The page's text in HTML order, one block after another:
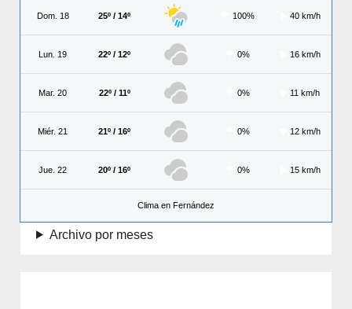
Dom. 18 25º / 14º 100% 40 km/h
Lun. 19 22º / 12º 0% 16 km/h
Mar. 20 22º / 11º 0% 11 km/h
Miér. 21 21º / 16º 0% 12 km/h
Jue. 22 20º / 16º 0% 15 km/h
Clima en Fernández
Archivo por meses